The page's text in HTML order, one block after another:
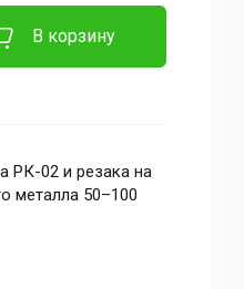
В корзину
РК-02 и резака на
металла 50–100